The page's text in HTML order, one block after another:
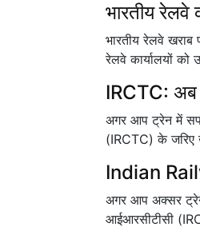
भारतीय रेलवे
भारतीय रेलवे
रेलवे कार्यालयों को
IRCTC: अब
अगर आप ट्रेन में
(IRCTC) के
Indian
अगर आप अक्सर
आईआरसीटीसी